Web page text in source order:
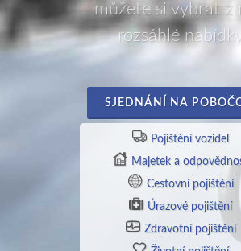
můžete si vybrat z
rozsáhlé
SJEDNÁNÍ NA
Pojištění vozidel
Majetek a
Cestovní pojištění
Úrazové pojištění
Zdravotní pojištění